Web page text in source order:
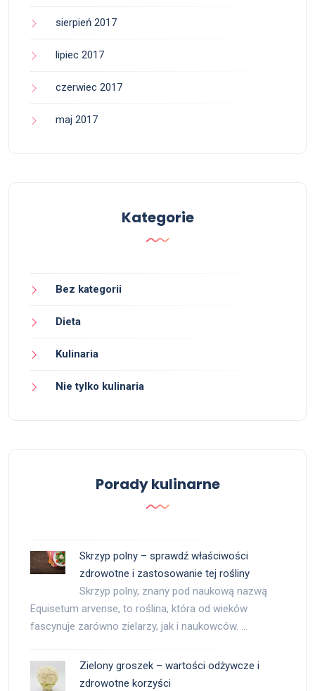
sierpień 2017
lipiec 2017
czerwiec 2017
maj 2017
Kategorie
Bez kategorii
Dieta
Kulinaria
Nie tylko kulinaria
Porady kulinarne
Skrzyp polny – sprawdź właściwości
zdrowotne i zastosowanie tej rośliny
Skrzyp polny, znany pod naukową nazwą
Equisetum arvense, to roślina, która od wieków
fascynuje zarówno zielarzy, jak i naukowców. …
Zielony groszek – wartości odżywcze i
zdrowotne korzyści